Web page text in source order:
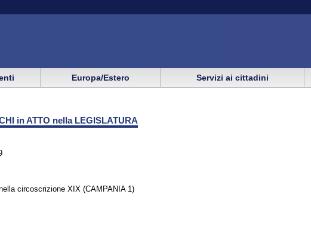
Europa/Estero Servizi ai cittadini
in ATTO nella LEGISLATURA
circoscrizione XIX (CAMPANIA 1)